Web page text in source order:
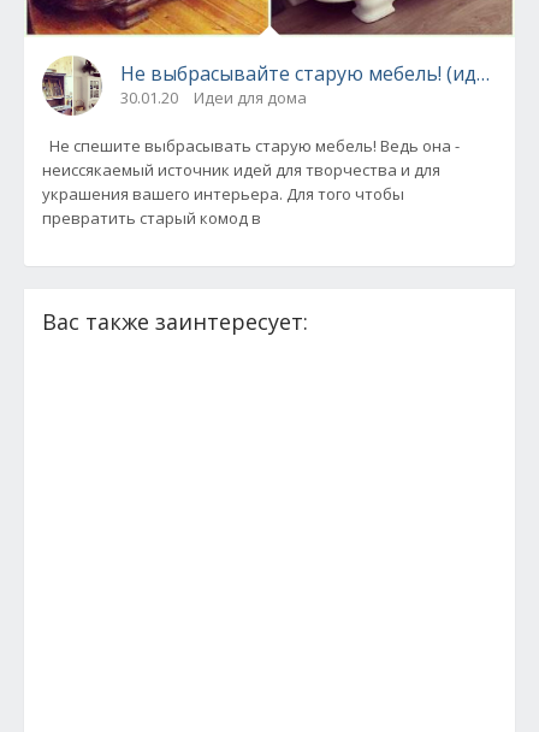
Не выбрасывайте старую мебель! (идеи
30.01.20 Идеи для дома
Не спешите выбрасывать старую мебель! Ведь она -
неиссякаемый источник идей для творчества и для
украшения вашего интерьера. Для того чтобы
превратить старый комод в
Вас также заинтересует: